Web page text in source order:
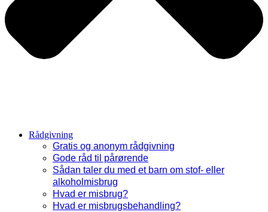
Rådgivning
Gratis og anonym rådgivning
Gode råd til pårørende
Sådan taler du med et barn om stof- eller
alkoholmisbrug
Hvad er misbrug?
Hvad er misbrugsbehandling?